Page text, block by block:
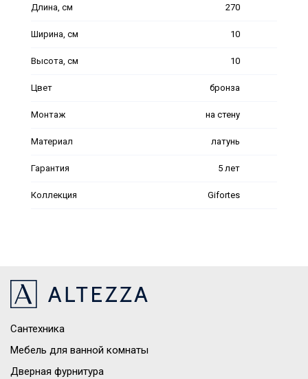
Длина, см 270
Ширина, см 10
Высота, см 10
Цвет бронза
Монтаж на стену
Материал латунь
Гарантия 5 лет
Коллекция Gifortes
Сантехника
Мебель для ванной комнаты
Дверная фурнитура